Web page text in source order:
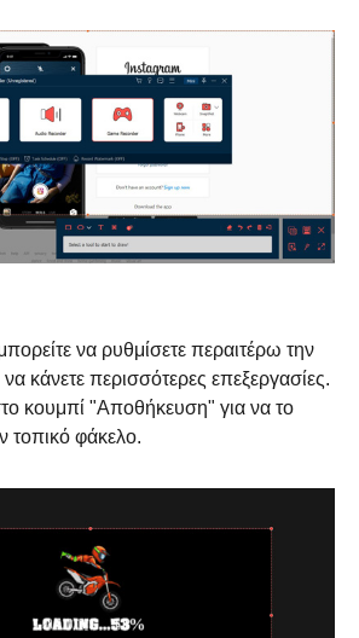
να ρυθμίσετε περαιτέρω την
κάνετε περισσότερες επεξεργασίες.
κουμπί "Αποθήκευση" για να το
τοπικό φάκελο.